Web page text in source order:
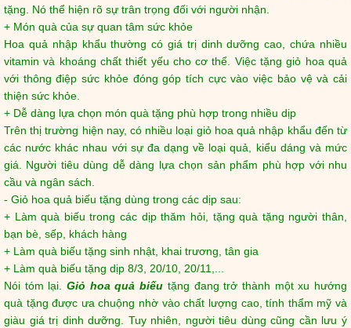
tặng. Nó thể hiện rõ sự trân trọng đối với người nhận.
+ Món quà của sự quan tâm sức khỏe
Hoa quả nhập khẩu thường có giá trị dinh dưỡng cao, chứa nhiều
vitamin và khoáng chất thiết yếu cho cơ thể. Việc tặng giỏ hoa quả
với thông điệp sức khỏe đóng góp tích cực vào việc bảo vệ và cải
thiện sức khỏe.
+ Dễ dàng lựa chọn món quà tặng phù hợp trong nhiều dịp
Trên thị trường hiện nay, có nhiều loại giỏ hoa quả nhập khẩu đến từ
các nước khác nhau với sự đa dạng về loại quả, kiểu dáng và mức
giá. Người tiêu dùng dễ dàng lựa chọn sản phẩm phù hợp với nhu
cầu và ngân sách.
- Giỏ hoa quả biếu tặng dùng trong các dịp sau:
+ Làm quà biếu trong các dịp thăm hỏi, tặng quà tặng người thân,
bạn bè, sếp, khách hàng
+ Làm quà biếu tặng sinh nhật, khai trương, tân gia
+ Làm quà biếu tặng dịp 8/3, 20/10, 20/11,...
Nói tóm lại.Giỏ hoa quả biếu tặng đang trở thành một xu hướng
quà tặng được ưa chuộng nhờ vào chất lượng cao, tính thẩm mỹ và
giàu giá trị dinh dưỡng. Tuy nhiên, người tiêu dùng cũng cần lưu ý